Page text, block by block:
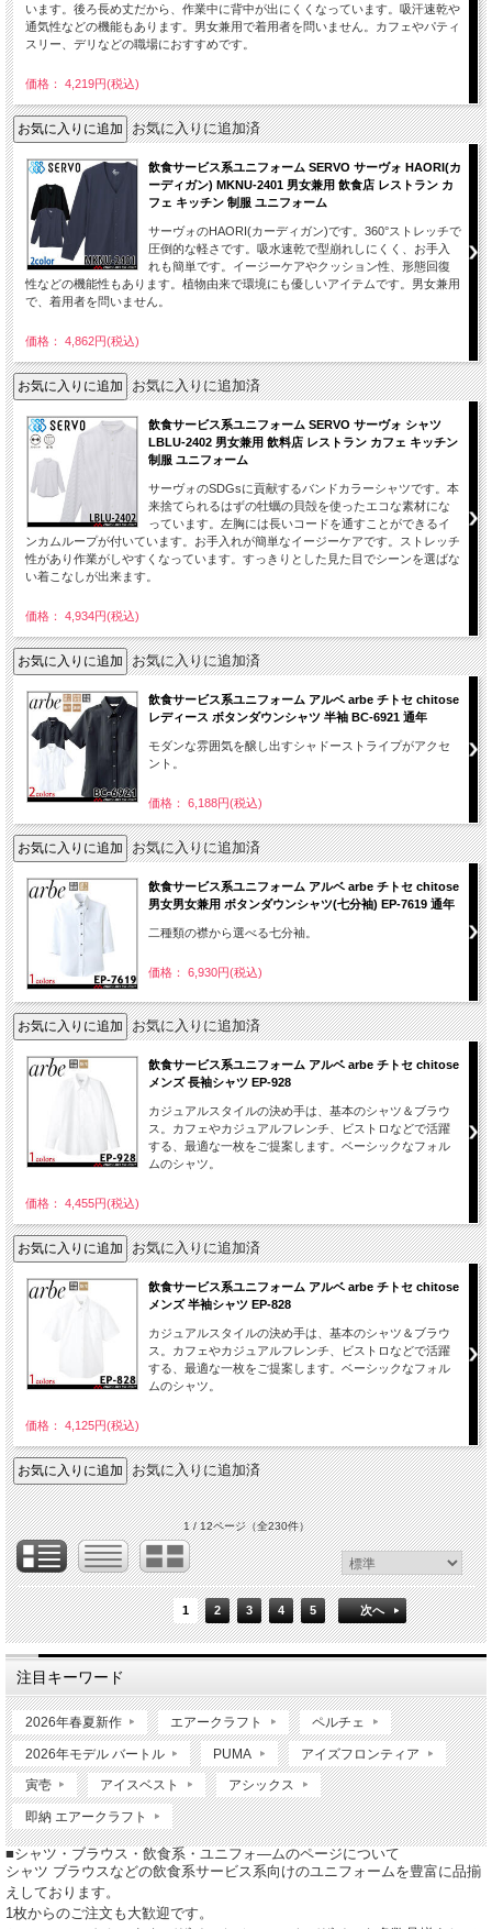
います。後ろ長め丈だから、作業中に背中が出にくくなっています。吸汗速乾や
通気性などの機能もあります。男女兼用で着用者を問いません。カフェやパティ
スリー、デリなどの職場におすすめです。
価格： 4,219円(税込)
お気に入りに追加済
飲食サービス系ユニフォーム SERVO サーヴォ HAORI(カ
ーディガン) MKNU-2401 男女兼用 飲食店 レストラン カ
フェ キッチン 制服 ユニフォーム
サーヴォのHAORI(カーディガン)です。360°ストレッチで
圧倒的な軽さです。吸水速乾で型崩れしにくく、お手入
れも簡単です。イージーケアやクッション性、形態回復
性などの機能性もあります。植物由来で環境にも優しいアイテムです。男女兼用
で、着用者を問いません。
価格： 4,862円(税込)
お気に入りに追加済
飲食サービス系ユニフォーム SERVO サーヴォ シャツ
LBLU-2402 男女兼用 飲料店 レストラン カフェ キッチン
制服 ユニフォーム
サーヴォのSDGsに貢献するバンドカラーシャツです。本
来捨てられるはずの牡蠣の貝殻を使ったエコな素材にな
っています。左胸には長いコードを通すことができるイ
ンカムループが付いています。お手入れが簡単なイージーケアです。ストレッチ
性があり作業がしやすくなっています。すっきりとした見た目でシーンを選ばな
い着こなしが出来ます。
価格： 4,934円(税込)
お気に入りに追加済
飲食サービス系ユニフォーム アルベ arbe チトセ chitose
レディース ボタンダウンシャツ 半袖 BC-6921 通年
モダンな雰囲気を醸し出すシャドーストライプがアクセ
ント。
価格： 6,188円(税込)
お気に入りに追加済
飲食サービス系ユニフォーム アルベ arbe チトセ chitose
男女男女兼用 ボタンダウンシャツ(七分袖) EP-7619 通年
二種類の襟から選べる七分袖。
価格： 6,930円(税込)
お気に入りに追加済
飲食サービス系ユニフォーム アルベ arbe チトセ chitose
メンズ 長袖シャツ EP-928
カジュアルスタイルの決め手は、基本のシャツ＆ブラウ
ス。カフェやカジュアルフレンチ、ビストロなどで活躍
する、最適な一枚をご提案します。ベーシックなフォル
ムのシャツ。
価格： 4,455円(税込)
お気に入りに追加済
飲食サービス系ユニフォーム アルベ arbe チトセ chitose
メンズ 半袖シャツ EP-828
カジュアルスタイルの決め手は、基本のシャツ＆ブラウ
ス。カフェやカジュアルフレンチ、ビストロなどで活躍
する、最適な一枚をご提案します。ベーシックなフォル
ムのシャツ。
価格： 4,125円(税込)
お気に入りに追加済
1 / 12ページ（全230件）
1 2 3 4 5 次へ
注目キーワード
2026年春夏新作 エアークラフト ペルチェ
2026年モデル バートル PUMA アイズフロンティア
寅壱 アイスベスト アシックス
即納 エアークラフト
■シャツ・ブラウス・飲食系・ユニフォ―ムのページについて
シャツ ブラウスなどの飲食系サービス系向けのユニフォームを豊富に品揃
えしております。
1枚からのご注文も大歓迎です。